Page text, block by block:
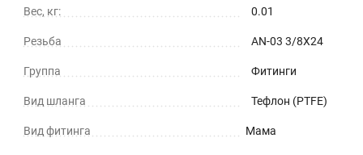
Вес, кг: 0.01
Резьба AN-03 3/8X24
Группа Фитинги
Вид шланга Тефлон (PTFE)
Вид фитинга Мама